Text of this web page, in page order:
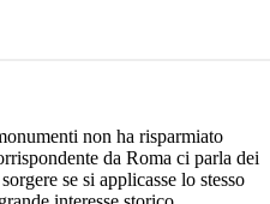
non ha risparmiato
da Roma ci parla dei
se si applicasse lo stesso